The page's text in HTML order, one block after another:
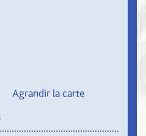
Agrandir la carte